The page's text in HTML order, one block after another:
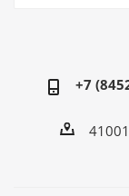
+7